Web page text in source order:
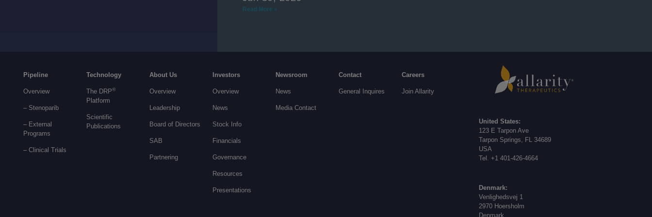
Read More »
Pipeline
Overview
– Stenoparib
– External
Programs
– Clinical Trials
Technology
The DRP®
Platform
Scientific
Publications
About Us
Overview
Leadership
Board of Directors
SAB
Partnering
Investors
Overview
News
Stock Info
Financials
Governance
Resources
Presentations
Newsroom
News
Media Contact
Contact
General Inquires
Careers
Join Allarity
United States:
123 E Tarpon Ave
Tarpon Springs, FL 34689
USA
Tel. +1 401-426-4664
Denmark:
Venlighedsvej 1
2970 Hoersholm
Denmark